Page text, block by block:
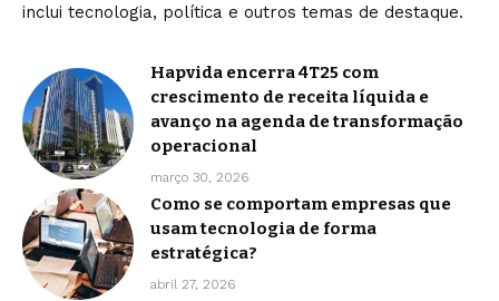
inclui tecnologia, política e outros temas de destaque.
Hapvida encerra 4T25 com
crescimento de receita líquida e
avanço na agenda de transformação
operacional
março 30, 2026
Como se comportam empresas que
usam tecnologia de forma
estratégica?
abril 27, 2026